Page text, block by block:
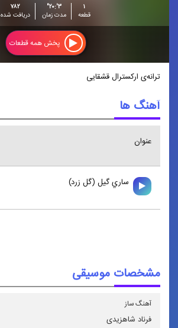
۱
قطعه
۳':۲۰"
مدت زمان
۷۸۲
دریافت شده
پخش همه قطعات
ترانه‌ی ارکسترال قشقایی
آهنگ ها
عنوان
ساري گيل (گل زرد)
مشخصات موسیقی
آهنگ ساز
فرناد شاهزیدی